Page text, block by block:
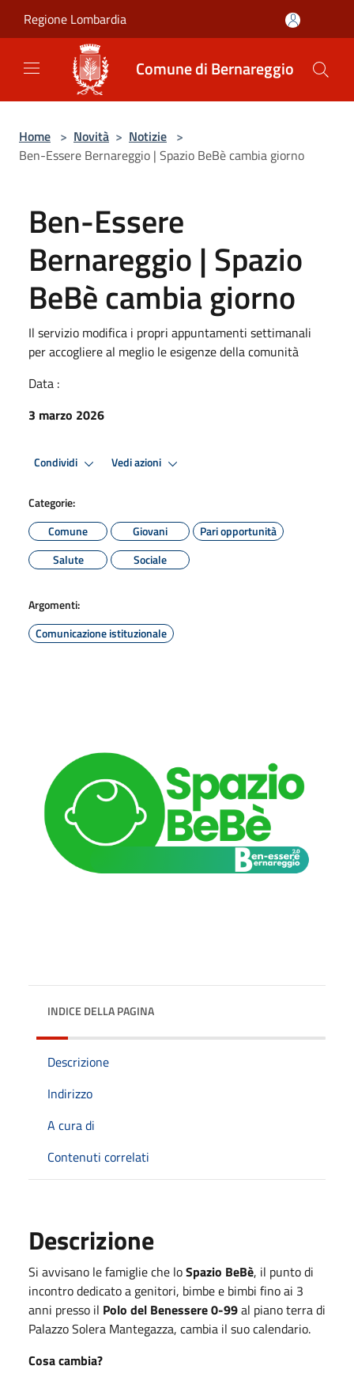
Regione Lombardia
Comune di Bernareggio
Home > Novità > Notizie >
Ben-Essere Bernareggio | Spazio BeBè cambia giorno
Ben-Essere
Bernareggio | Spazio
BeBè cambia giorno
Il servizio modifica i propri appuntamenti settimanali
per accogliere al meglio le esigenze della comunità
Data :
3 marzo 2026
Condividi Vedi azioni
Categorie:
Comune
Giovani
Pari opportunità
Salute
Sociale
Argomenti:
Comunicazione istituzionale
INDICE DELLA PAGINA
Descrizione
Indirizzo
A cura di
Contenuti correlati
Descrizione
Si avvisano le famiglie che loSpazio BeBè, il punto di
incontro dedicato a genitori, bimbe e bimbi fino ai 3
anni presso il Polo del Benessere 0-99al piano terra di
Palazzo Solera Mantegazza, cambia il suo calendario.
Cosa cambia?